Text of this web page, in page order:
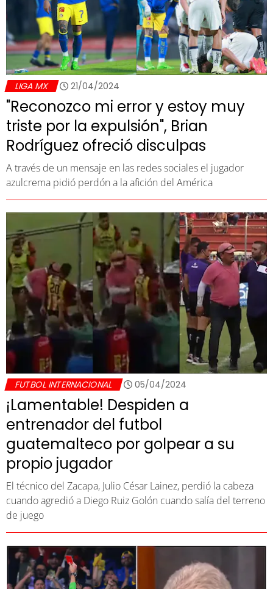
LIGA MX 21/04/2024
"Reconozco mi error y estoy muy
triste por la expulsión", Brian
Rodríguez ofreció disculpas
A través de un mensaje en las redes sociales el jugador
azulcrema pidió perdón a la afición del América
FUTBOL INTERNACIONAL 05/04/2024
¡Lamentable! Despiden a
entrenador del futbol
guatemalteco por golpear a su
propio jugador
El técnico del Zacapa, Julio César Lainez, perdió la cabeza
cuando agredió a Diego Ruiz Golón cuando salía del terreno
de juego